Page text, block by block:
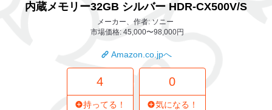
内蔵メモリー32GB シルバー HDR-CX500V/S
メーカー、作者: ソニー
市場価格: 45,000〜98,000円
Amazon.co.jpへ
4
持ってる！
0
気になる！